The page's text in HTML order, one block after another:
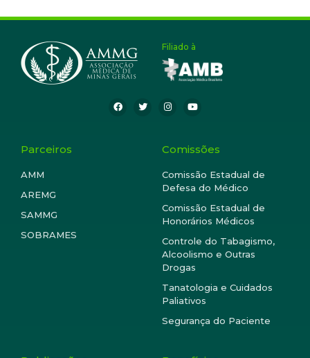
Filiado à
Parceiros
AMM
AREMG
SAMMG
SOBRAMES
Comissões
Comissão Estadual de
Defesa do Médico
Comissão Estadual de
Honorários Médicos
Controle do Tabagismo,
Alcoolismo e Outras
Drogas
Tanatologia e Cuidados
Paliativos
Segurança do Paciente